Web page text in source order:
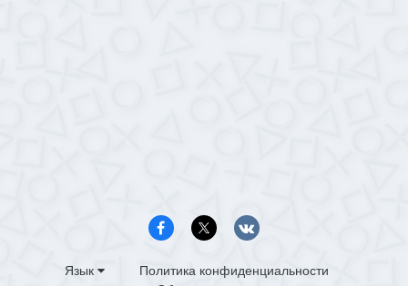
Язык
Политика конфиденциальности